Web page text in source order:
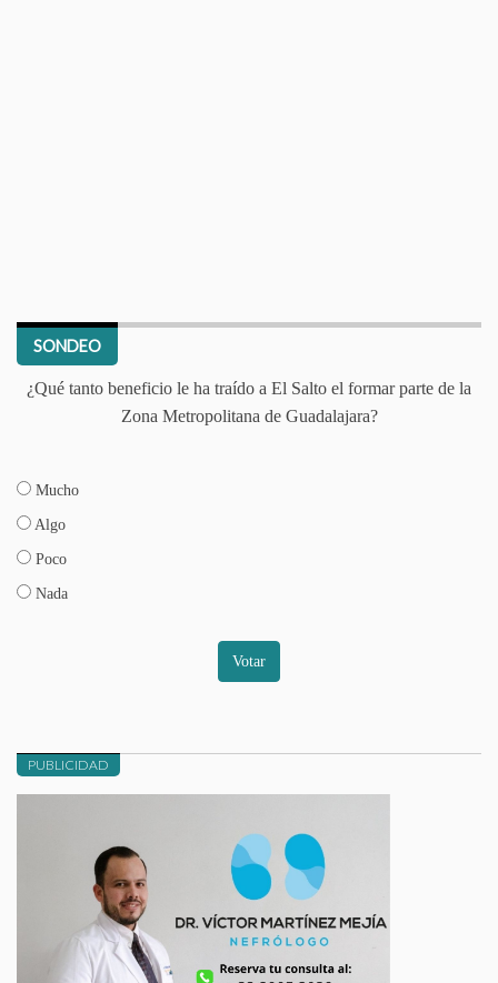
SONDEO
¿Qué tanto beneficio le ha traído a El Salto el formar parte de la
Zona Metropolitana de Guadalajara?
Mucho
Algo
Poco
Nada
Votar
PUBLICIDAD